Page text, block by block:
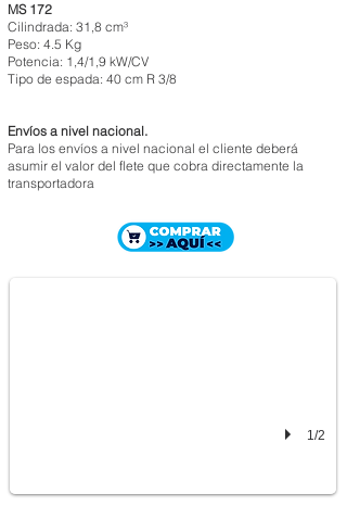
MS 172
Cilindrada: 31,8 cm³
Peso: 4.5 Kg
Potencia: 1,4/1,9 kW/CV
Tipo de espada: 40 cm R 3/8
Envíos a nivel nacional.
Para los envíos a nivel nacional el cliente deberá
asumir el valor del flete que cobra directamente la
transportadora
MOTOSIERRA STIHL MS 180
1/2